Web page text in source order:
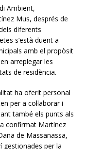
Ambient,
Mus, després de
diferents
s’està duent a
amb el propòsit
arreplegar les
de residència.
ha oferit personal
per a col·laborar i
també els punts als
confirmat Martínez
de Massanassa,
gestionades per la